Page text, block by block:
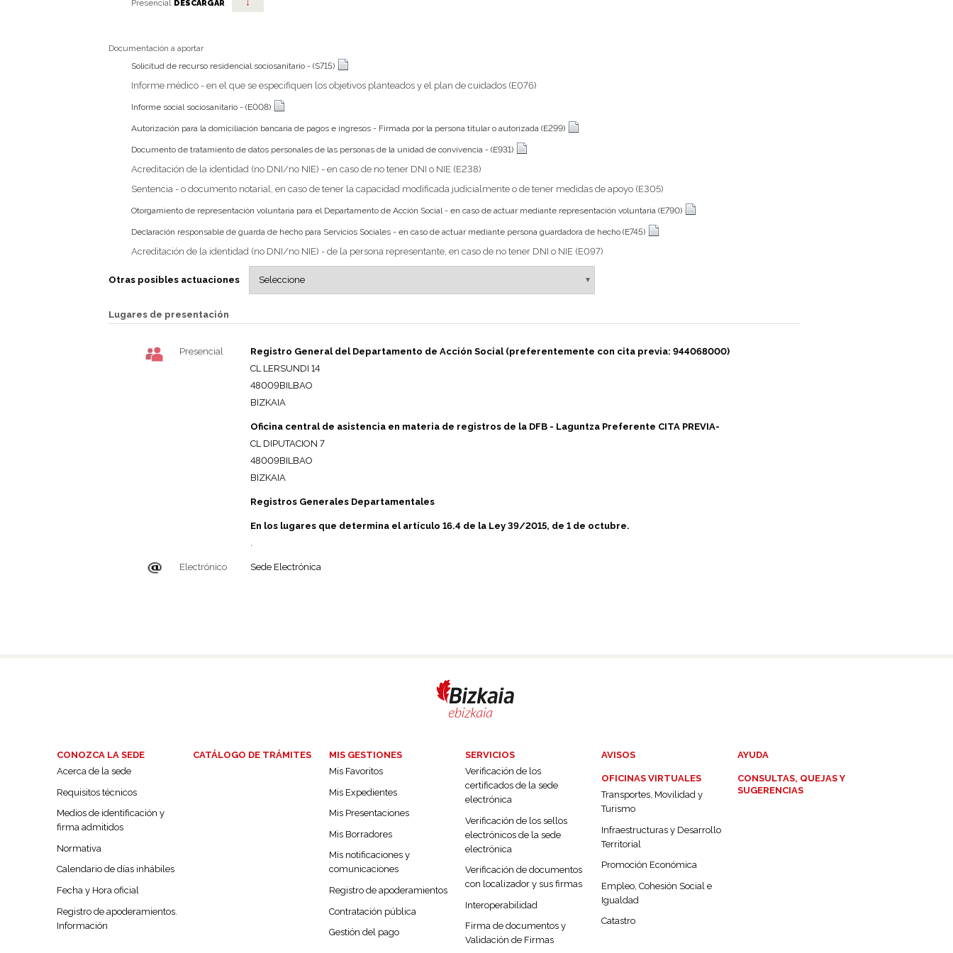
Presencial DESCARGAR
Documentación a aportar
Solicitud de recurso residencial sociosanitario - (S715)
Informe médico - en el que se especifiquen los objetivos planteados y el plan de cuidados (E076)
Informe social sociosanitario - (E008)
Autorización para la domiciliación bancaria de pagos e ingresos - Firmada por la persona titular o autorizada (E299)
Documento de tratamiento de datos personales de las personas de la unidad de convivencia - (E931)
Acreditación de la identidad (no DNI/no NIE) - en caso de no tener DNI o NIE (E238)
Sentencia - o documento notarial, en caso de tener la capacidad modificada judicialmente o de tener medidas de apoyo (E305)
Otorgamiento de representación voluntaria para el Departamento de Acción Social - en caso de actuar mediante representación voluntaria (E790)
Declaración responsable de guarda de hecho para Servicios Sociales - en caso de actuar mediante persona guardadora de hecho (E745)
Acreditación de la identidad (no DNI/no NIE) - de la persona representante, en caso de no tener DNI o NIE (E097)
Otras posibles actuaciones
Lugares de presentación
Presencial
Registro General del Departamento de Acción Social (preferentemente con cita previa: 944068000)
CL LERSUNDI 14
48009BILBAO
BIZKAIA
Oficina central de asistencia en materia de registros de la DFB - Laguntza Preferente CITA PREVIA-
CL DIPUTACION 7
48009BILBAO
BIZKAIA
Registros Generales Departamentales
En los lugares que determina el artículo 16.4 de la Ley 39/2015, de 1 de octubre.
.
Electrónico Sede Electrónica
CONOZCA LA SEDE
Acerca de la sede
Requisitos técnicos
Medios de identificación y
firma admitidos
Normativa
Calendario de días inhábiles
Fecha y Hora oficial
Registro de apoderamientos.
Información
CATÁLOGO DE TRÁMITES
MIS GESTIONES
Mis Favoritos
Mis Expedientes
Mis Presentaciones
Mis Borradores
Mis notificaciones y
comunicaciones
Registro de apoderamientos
Contratación pública
Gestión del pago
SERVICIOS
Verificación de los
certificados de la sede
electrónica
Verificación de los sellos
electrónicos de la sede
electrónica
Verificación de documentos
con localizador y sus firmas
Interoperabilidad
Firma de documentos y
Validación de Firmas
AVISOS AYUDA
OFICINAS VIRTUALES
Transportes, Movilidad y
Turismo
Infraestructuras y Desarrollo
Territorial
Promoción Económica
Empleo, Cohesión Social e
Igualdad
Catastro
CONSULTAS, QUEJAS Y
SUGERENCIAS